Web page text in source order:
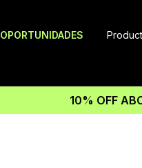
OPORTUNIDADES
10% OFF